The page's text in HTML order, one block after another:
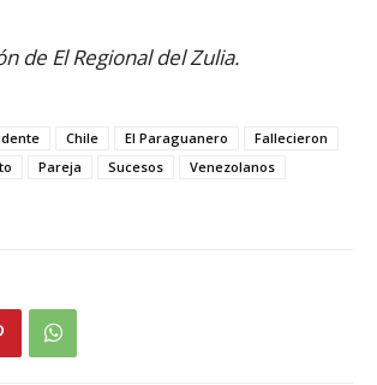
de El Regional del Zulia.
Chile El Paraguanero
Fallecieron
Pareja Sucesos
Venezolanos